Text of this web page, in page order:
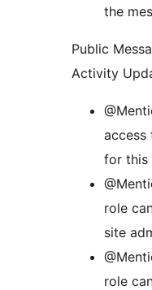
the
Public
Activity
access
for this
role
site
role